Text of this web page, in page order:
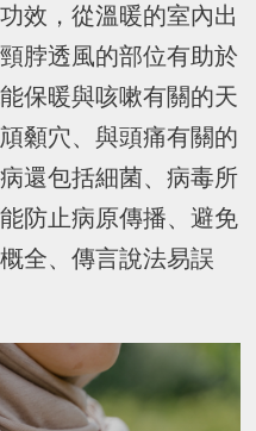
效，從溫暖的室內出
脖透風的部位有助於
保暖與咳嗽有關的天
顙穴、與頭痛有關的
還包括細菌、病毒所
防止病原傳播、避免
全、傳言說法易誤